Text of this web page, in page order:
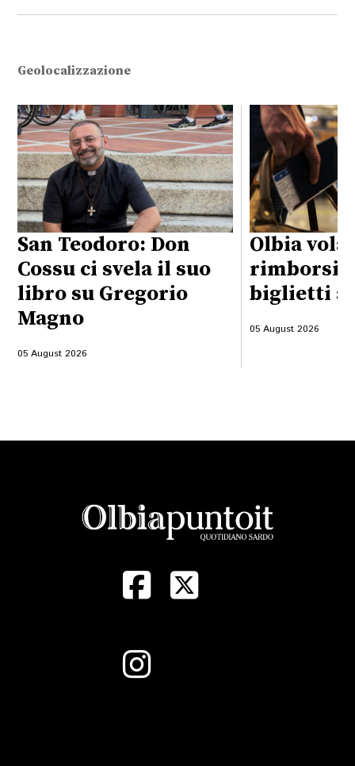
Geolocalizzazione
San Teodoro: Don
Cossu ci svela il suo
libro su Gregorio
Magno
05 August 2026
Olbia
rimborsi
biglietti
05 August 2026